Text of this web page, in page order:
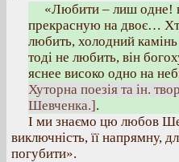
«Любити – лиш одне!
прекрасную на двоє…
любить, холодний
тоді не любить, він
яснее високо одно на
Хуторна поезія та ін.
Шевченка.].
І ми знаємо цю любов
виключність, її напрямну,
погубити».